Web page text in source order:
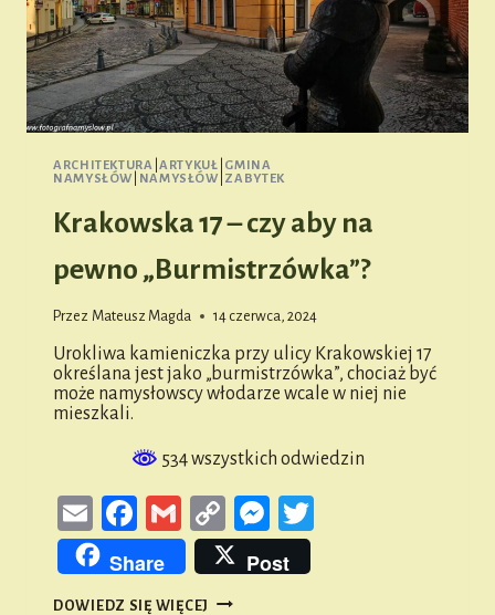
ARCHITEKTURA |ARTYKUŁ GMINA
NAMYSŁÓW
NAMYSŁÓW ZABYTEK
Krakowska 17 – czy aby na
pewno „Burmistrzówka”?
Przez Mateusz Magda 14 czerwca, 2024
Urokliwa kamieniczka przy ulicy Krakowskiej 17
określana jest jako „burmistrzówka”, chociaż być
może namysłowscy włodarze wcale w niej nie
mieszkali.
534 wszystkich odwiedzin
EmailFacebook
GmailCopy
Link
Messenger
Share Post
DOWIEDZ SIĘ WIĘCEJ KRAKOWSKA